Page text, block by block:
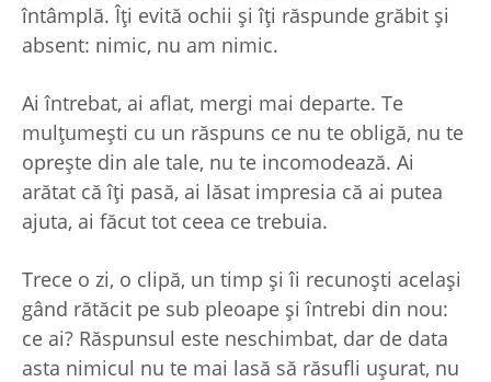
întâmplă. Îți evită ochii și îți răspunde grăbit și
absent: nimic, nu am nimic.
Ai întrebat, ai aflat, mergi mai departe. Te
mulțumești cu un răspuns ce nu te obligă, nu te
oprește din ale tale, nu te incomodează. Ai
arătat că îți pasă, ai lăsat impresia că ai putea
ajuta, ai făcut tot ceea ce trebuia.
Trece o zi, o clipă, un timp și îi recunoști același
gând rătăcit pe sub pleoape și întrebi din nou:
ce ai? Răspunsul este neschimbat, dar de data
asta nimicul nu te mai lasă să răsufli ușurat, nu